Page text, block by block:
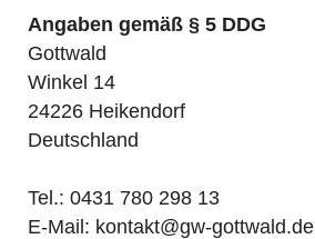
Angaben gemäß § 5 DDG
Gottwald
Winkel 14
24226 Heikendorf
Deutschland
Tel.: 0431 780 298 13
E-Mail: kontakt@gw-gottwald.de